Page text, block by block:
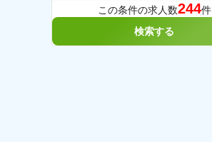
この条件の求人数244件
検索する